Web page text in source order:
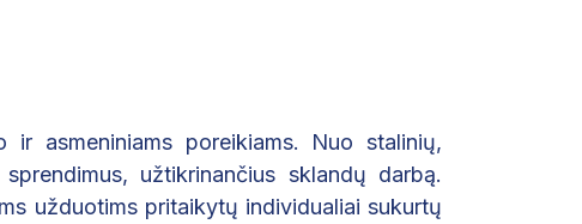
asmeniniams poreikiams. Nuo stalinių,
užtikrinančius sklandų darbą.
užduotims pritaikytų individualiai sukurtų